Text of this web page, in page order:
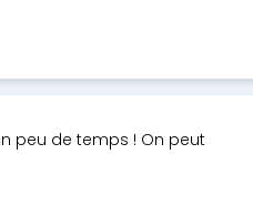
peu de temps ! On peut